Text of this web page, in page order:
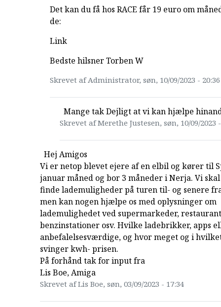
Det kan du få hos RACE får 19 euro om
de:
Link
Bedste hilsner Torben W
Skrevet af Administrator, søn, 10/09/2023 - 20:36
Mange tak Dejligt at vi kan hjælpe
Skrevet af Merethe Justesen, søn, 10/09/2023
Hej Amigos
Vi er netop blevet ejere af en elbil og kører til
januar måned og bor 3 måneder i Nerja. Vi
finde lademuligheder på turen til- og senere
men kan nogen hjælpe os med oplysninger om
lademulighedet ved supermarkeder,
benzinstationer osv. Hvilke ladebrikker, apps
anbefalelsesværdige, og hvor meget og i
svinger kwh- prisen.
På forhånd tak for input fra
Lis Boe, Amiga
Skrevet af Lis Boe, søn, 03/09/2023 - 17:34